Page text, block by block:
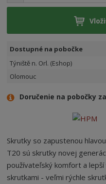
Dostupné na pobočke
Týniště n. Orl. (Eshop)
Olomouc
Doručenie na pobočky
Skrutky so zapustenou
T20 sú skrutky novej
používateľský komfort a
skrutkami - veľmi rýchle